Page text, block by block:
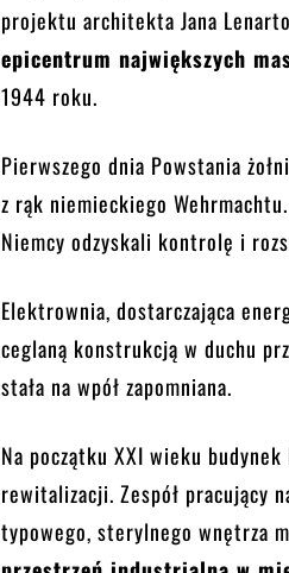
projektu architekta Jana
epicentrum największych
1944 roku.
Pierwszego dnia Powstania
z rąk niemieckiego
Niemcy odzyskali kontrolę i
Elektrownia, dostarczająca
ceglaną konstrukcją w duchu
stała na wpół zapomniana.
Na początku XXI wieku
rewitalizacji. Zespół pracujący
typowego, sterylnego wnętrza